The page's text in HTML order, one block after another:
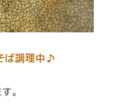
ば調理中♪
。